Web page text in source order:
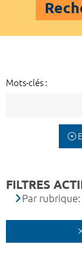
Mots-clés :
FILTRES
Par